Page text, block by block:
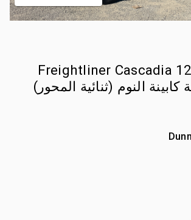
2020 Freightliner Cascadia
كابينة النوم (ثنائية المحور)